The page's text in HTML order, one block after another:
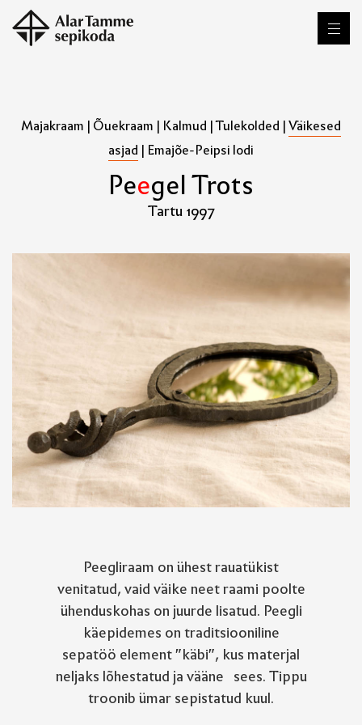
Majakraam | Õuekraam | Kalmud |Tulekolded |Väikesed
asjad | Emajõe-Peipsi lodi
PeegelTrots
Tartu 1997
Peegliraam on ühest rauatükist
venitatud, vaid väike neet raami poolte
ühenduskohas on juurde lisatud. Peegli
käepidemes on traditsiooniline
sepatöö element "käbi", kus materjal
neljaks lõhestatud ja vääne sees. Tippu
troonib ümar sepistatud kuul.